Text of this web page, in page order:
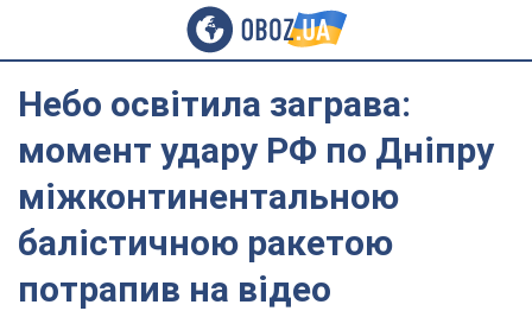
Небо освітила заграва:
момент удару РФ по Дніпру
міжконтинентальною
балістичною ракетою
потрапив на відео